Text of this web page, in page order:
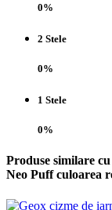
0%
2 Stele
0%
1 Stele
0%
Produse similare
Neo Puff culoarea